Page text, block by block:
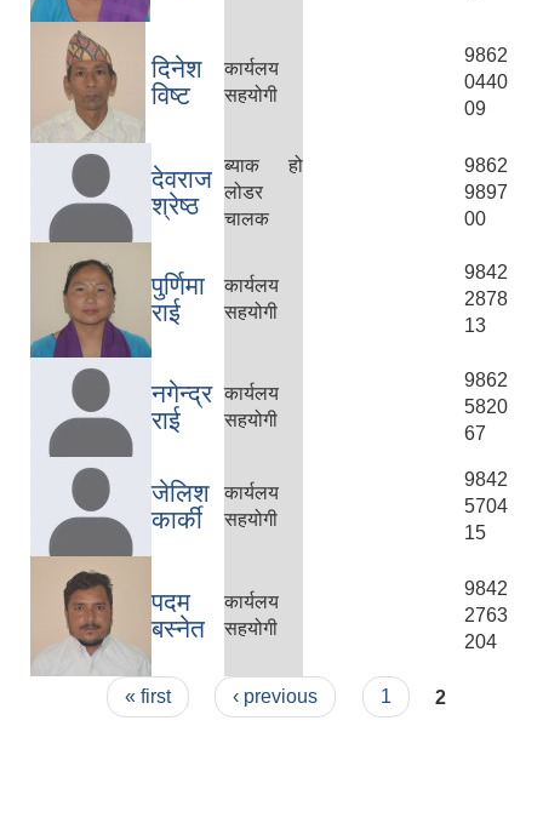
दिनेश
विष्ट
कार्यलय
सहयोगी
9862
0440
09
देवराज
श्रेष्ठ
ब्याक हो
लोडर
चालक
9862
9897
00
पुर्णिमा
राई
कार्यलय
सहयोगी
9842
2878
13
नगेन्द्र
राई
कार्यलय
सहयोगी
9862
5820
67
जेलिश
कार्की
कार्यलय
सहयोगी
9842
5704
15
पदम
बस्नेत
कार्यलय
सहयोगी
9842
2763
204
Pages« first ‹ previous 1 2